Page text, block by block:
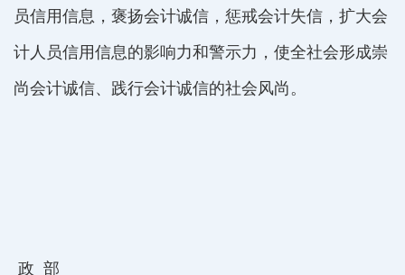
员信用信息，褒扬会计诚信，惩戒会计失信，扩大会
计人员信用信息的影响力和警示力，使全社会形成崇
尚会计诚信、践行会计诚信的社会风尚。
政 部